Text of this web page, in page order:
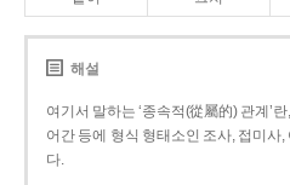
해설
여기서 말하는 ‘종속적(從屬的) 관계’
어간 등에 형식 형태소인 조사, 접미사
다.